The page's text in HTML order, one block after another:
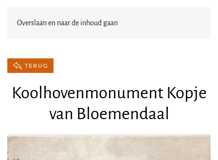
Overslaan en naar de inhoud gaan
TERUG
Koolhovenmonument Kopje
van Bloemendaal